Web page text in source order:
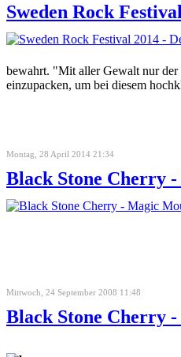
Sweden Rock
bewahrt. "Mit aller Gewalt nur der
einzupacken, um bei diesem
Montag, 28 April 2014 21:34
Black Stone Cherry
Mittwoch, 24 September 2008 11:48
Black Stone Cherry